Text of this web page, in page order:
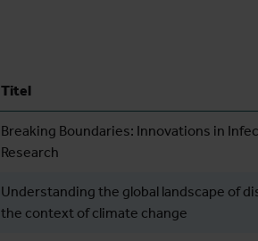
Titel
Breaking Boundaries: Innovations in
Research
Understanding the global landscape of
the context of climate change